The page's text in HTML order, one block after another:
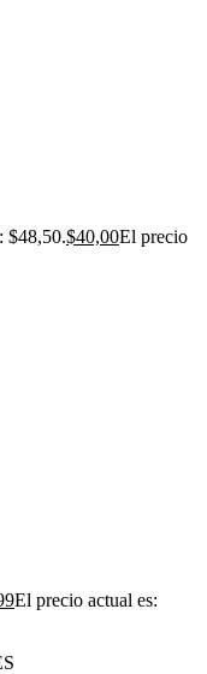
$48,50.$40,00El precio
El precio actual es: